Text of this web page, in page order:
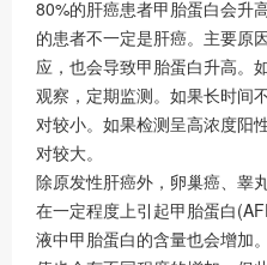
80%的肝癌患者甲胎蛋白会升
的患者不一定是肝癌。主要原
应，也会导致甲胎蛋白升高。
观察，定期监测。如果长时间
对较小。如果检测呈高浓度阳
对较大。
除原发性肝癌外，卵巢癌、睾
在一定程度上引起甲胎蛋白
液中甲胎蛋白的含量也会增加